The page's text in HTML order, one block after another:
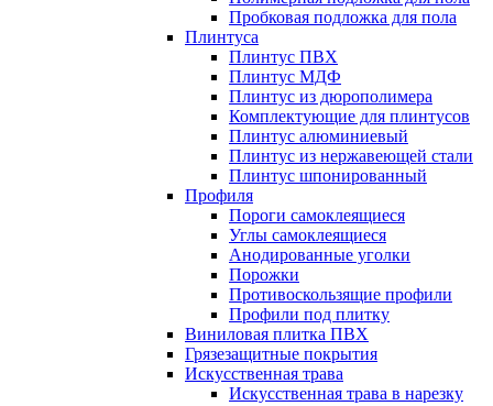
Пробковая подложка для пола
Плинтуса
Плинтус ПВХ
Плинтус МДФ
Плинтус из дюрополимера
Комплектующие для плинтусов
Плинтус алюминиевый
Плинтус из нержавеющей стали
Плинтус шпонированный
Профиля
Пороги самоклеящиеся
Углы самоклеящиеся
Анодированные уголки
Порожки
Противоскользящие профили
Профили под плитку
Виниловая плитка ПВХ
Грязезащитные покрытия
Искусственная трава
Искусственная трава в нарезку